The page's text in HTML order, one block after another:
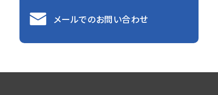
メールでのお問い合わせ